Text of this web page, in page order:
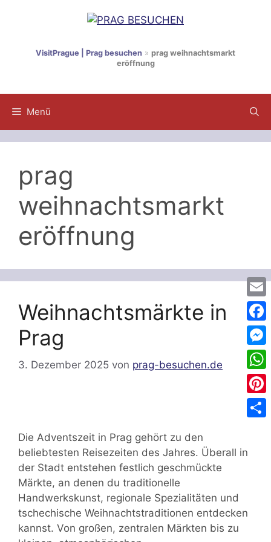
VisitPrague | Prag besuchen » prag weihnachtsmarkt
eröffnung
Menü
prag
weihnachtsmarkt
eröffnung
Weihnachtsmärkte in
Prag
3. Dezember 2025 von prag-besuchen.de
Die Adventszeit in Prag gehört zu den
beliebtesten Reisezeiten des Jahres. Überall in
der Stadt entstehen festlich geschmückte
Märkte, an denen du traditionelle
Handwerkskunst, regionale Spezialitäten und
tschechische Weihnachtstraditionen entdecken
kannst. Von großen, zentralen Märkten bis zu